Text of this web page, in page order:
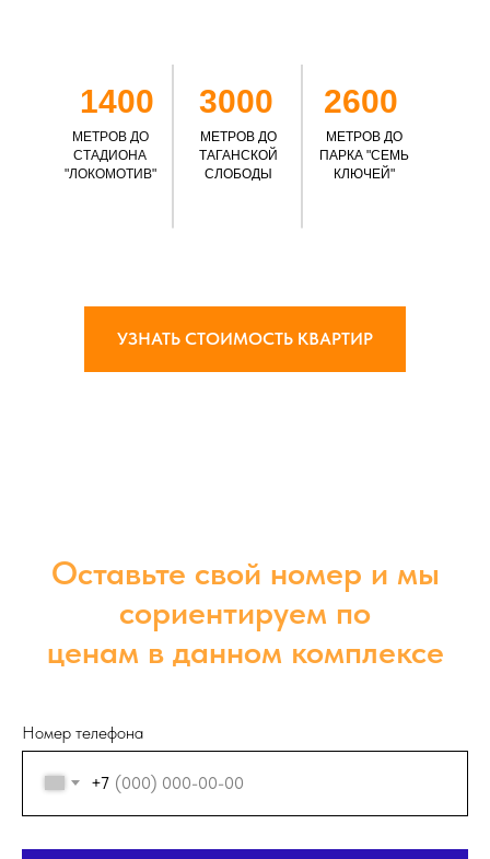
МЕТРОВ ДО
СТАДИОНА
"ЛОКОМОТИВ"
МЕТРОВ ДО
ТАГАНСКОЙ
СЛОБОДЫ
МЕТРОВ ДО
ПАРКА "СЕМЬ
КЛЮЧЕЙ"
1400 3000 2600
УЗНАТЬ СТОИМОСТЬ КВАРТИР
Оставьте свой номер и мы
сориентируем по
ценам в данном комплексе
Номер телефона
+7